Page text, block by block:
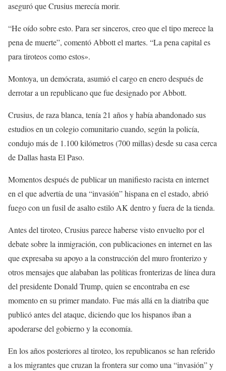
aseguró que Crusius merecía morir.
“He oído sobre esto. Para ser sinceros, creo que el tipo merece la
pena de muerte”, comentó Abbott el martes. “La pena capital es
para tiroteos como estos».
Montoya, un demócrata, asumió el cargo en enero después de
derrotar a un republicano que fue designado por Abbott.
Crusius, de raza blanca, tenía 21 años y había abandonado sus
estudios en un colegio comunitario cuando, según la policía,
condujo más de 1.100 kilómetros (700 millas) desde su casa cerca
de Dallas hasta El Paso.
Momentos después de publicar un manifiesto racista en internet
en el que advertía de una “invasión” hispana en el estado, abrió
fuego con un fusil de asalto estilo AK dentro y fuera de la tienda.
Antes del tiroteo, Crusius parece haberse visto envuelto por el
debate sobre la inmigración, con publicaciones en internet en las
que expresaba su apoyo a la construcción del muro fronterizo y
otros mensajes que alababan las políticas fronterizas de línea dura
del presidente Donald Trump, quien se encontraba en ese
momento en su primer mandato. Fue más allá en la diatriba que
publicó antes del ataque, diciendo que los hispanos iban a
apoderarse del gobierno y la economía.
En los años posteriores al tiroteo, los republicanos se han referido
a los migrantes que cruzan la frontera sur como una “invasión” y